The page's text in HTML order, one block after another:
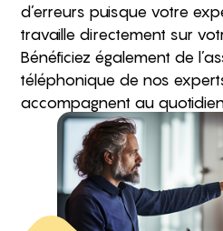
d’erreurs puisque votre
travaille directement sur
Bénéficiez également de
téléphonique de nos
accompagnent au